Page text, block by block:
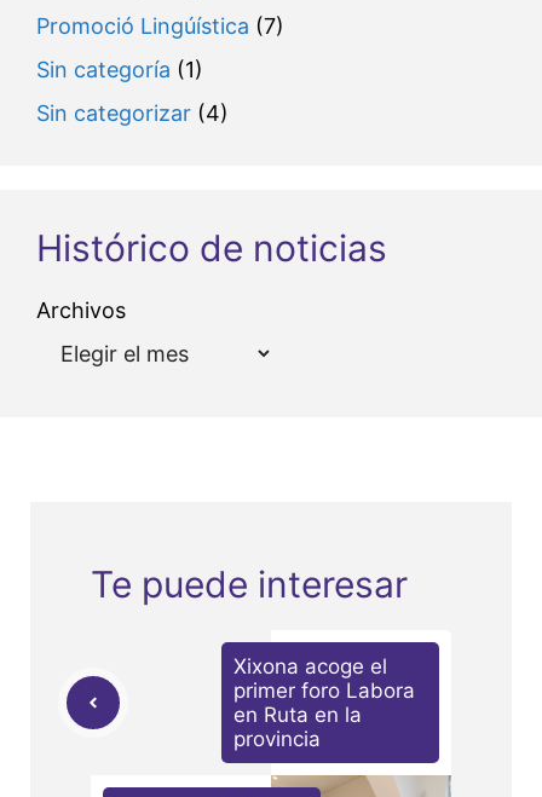
Promoció Lingúística (7)
Sin categoría (1)
Sin categorizar (4)
Histórico de noticias
Archivos
Te puede interesar
Xixona acoge el
primer foro Labora
en Ruta en la
provincia